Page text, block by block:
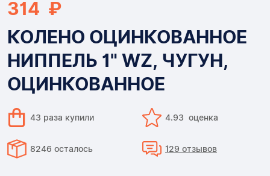
314 ₽
КОЛЕНО ОЦИНКОВАННОЕ
НИППЕЛЬ 1" WZ, ЧУГУН,
ОЦИНКОВАННОЕ
43 раза купили 4.93 оценка
8246 осталось 129 отзывов